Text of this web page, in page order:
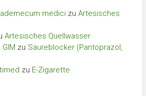
medicizu Artesisches
Artesisches Quellwasser
zu Säureblocker (Pantoprazol,
zu E-Zigarette